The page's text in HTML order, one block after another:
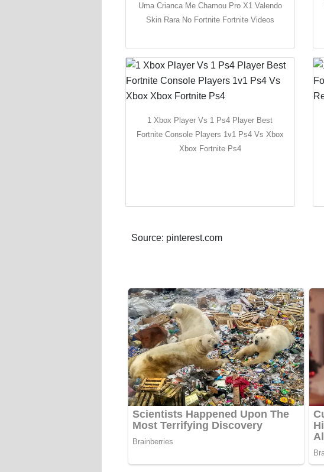
Uma Crianca Me Chamou Pro X1 Valendo
Skin Rara No Fortnite Fortnite Videos
1 Xbox Player Vs 1 Ps4 Player Best
Fortnite Console Players 1v1 Ps4 Vs Xbox
Xbox Fortnite Ps4
Source: pinterest.com